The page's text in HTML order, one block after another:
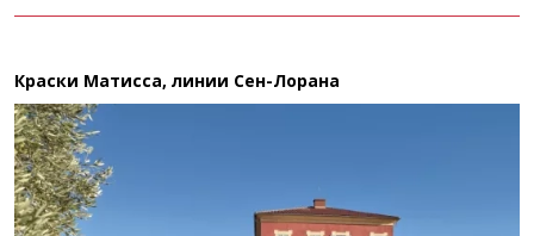
Краски Матисса, линии Сен-Лорана